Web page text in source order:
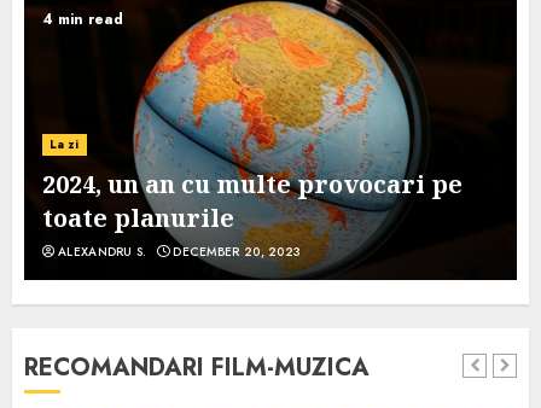
4 min read
La zi
2024, un an cu multe provocari pe
toate planurile
ALEXANDRU S. DECEMBER 20, 2023
RECOMANDARI FILM-MUZICA